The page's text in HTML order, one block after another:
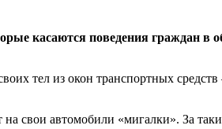
касаются поведения граждан
тел из окон транспортных
свои автомобили «мигалки». За